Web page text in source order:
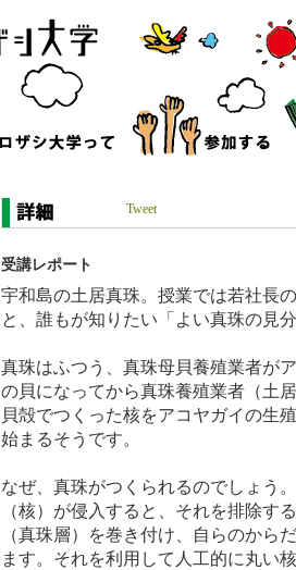
Tweet
受講レポート
宇和島の土居真珠。授業では若社長
と、誰もが知りたい「よい真珠の見
真珠はふつう、真珠母貝養殖業者が
の貝になってから真珠養殖業者（土
貝殻でつくった核をアコヤガイの生
始まるそうです。
なぜ、真珠がつくられるのでしょう
（核）が侵入すると、それを排除す
（真珠層）を巻き付け、自らのから
ます。それを利用して人工的に丸い